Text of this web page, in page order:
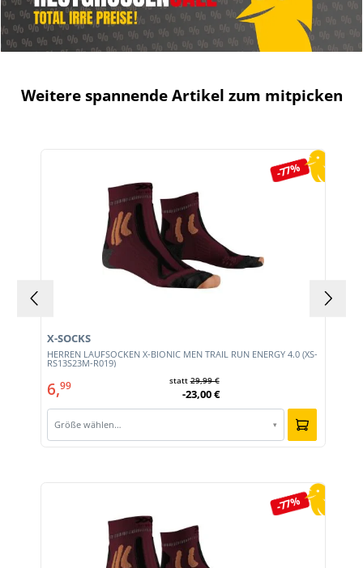
Weitere spannende Artikel zum mitpicken
-77%
HERREN LAUFSOCKEN X-BIONIC MEN TRAIL RUN ENERGY 4.0 (XS-
RS13S23M-R019)
X-SOCKS
6,99 statt29,99 €
-23,00 €
Größe wählen… ▾
-77%